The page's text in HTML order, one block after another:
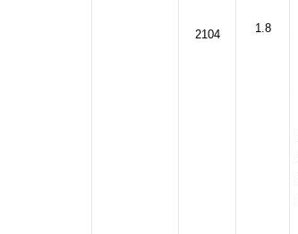
2104 1.8